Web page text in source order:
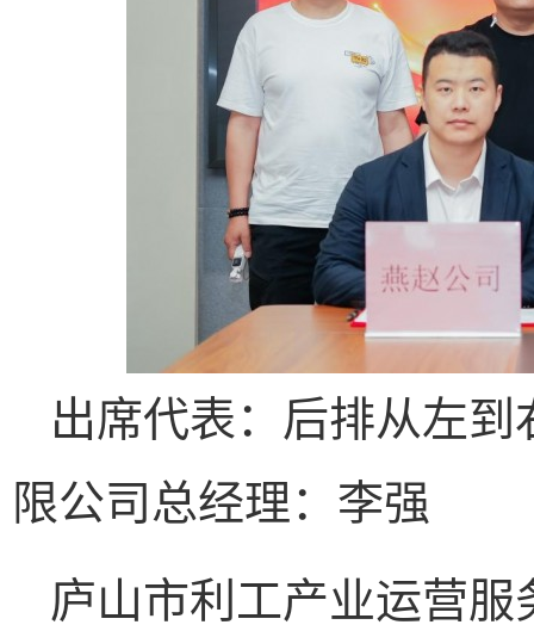
出席代表：后排从左
限公司总经理：李强
庐山市利工产业运营